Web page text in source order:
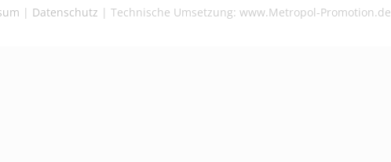
| Datenschutz | Technische Umsetzung: www.Metropol-Promotion.de